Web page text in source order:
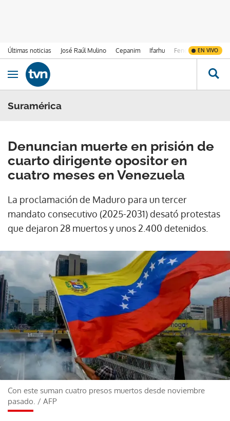
Últimas noticias José Raúl Mulino Cepanim Ifarhu Fenómeno de El
EN VIVO
Ir al contenido
Obrir navegació
Suramérica
Denuncian muerte en prisión de
cuarto dirigente opositor en
cuatro meses en Venezuela
La proclamación de Maduro para un tercer
mandato consecutivo (2025-2031) desató protestas
que dejaron 28 muertos y unos 2.400 detenidos.
Con este suman cuatro presos muertos desde noviembre
pasado. / AFP